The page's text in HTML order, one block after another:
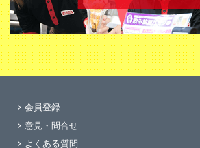
会員登録
意見・問合せ
よくある質問